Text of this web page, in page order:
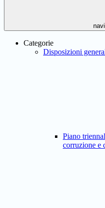
Categorie
Disposizioni
Piano
corruzione e